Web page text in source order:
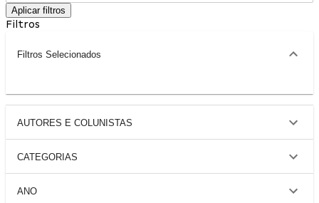
Aplicar filtros
Filtros
Filtros Selecionados
AUTORES E COLUNISTAS
CATEGORIAS
ANO